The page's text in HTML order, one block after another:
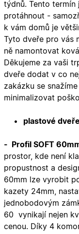
týdnů. Tento termín
protáhnout -
k vám domů je
Tyto dveře pro vás
ně namontovat
Děkujeme za vaši
dveře dodat v co
zakázku se
minimalizovat
plastové
- Profil SOFT
prostor, kde není
propustnost a
60mm lze vyrobit
kazety 24mm,
jednobodovým
60 vynikají nejen
cenou. Díky 4